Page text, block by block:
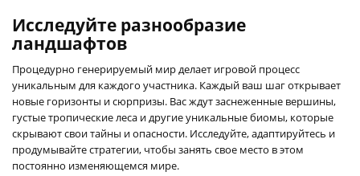
Исследуйте разнообразие
ландшафтов
Процедурно генерируемый мир делает игровой процесс
уникальным для каждого участника. Каждый ваш шаг открывает
новые горизонты и сюрпризы. Вас ждут заснеженные вершины,
густые тропические леса и другие уникальные биомы, которые
скрывают свои тайны и опасности. Исследуйте, адаптируйтесь и
продумывайте стратегии, чтобы занять свое место в этом
постоянно изменяющемся мире.